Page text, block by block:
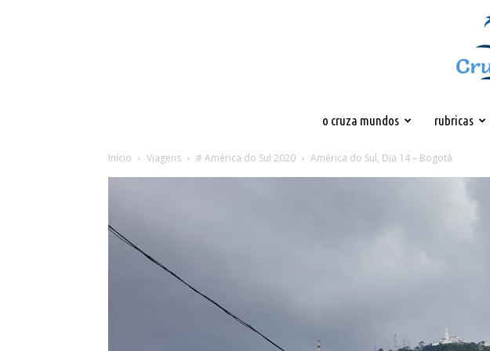
o cruza mundos rubricas
Início Viagens # América do Sul 2020 América do Sul, Dia 14 – Bogotá